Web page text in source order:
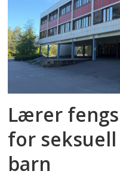
Lærer
for
barn